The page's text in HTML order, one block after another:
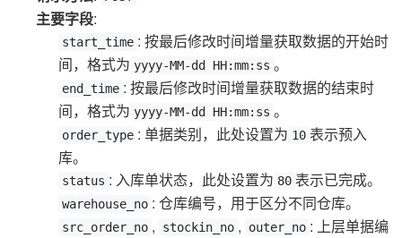
主要字段:
start_time : 按最后修改时间增量获取数据的开始时
间，格式为 yyyy-MM-dd HH:mm:ss 。
end_time : 按最后修改时间增量获取数据的结束时
间，格式为 yyyy-MM-dd HH:mm:ss 。
order_type : 单据类别，此处设置为 10 表示预入
库。
status : 入库单状态，此处设置为 80 表示已完成。
warehouse_no : 仓库编号，用于区分不同仓库。
src_order_no , stockin_no , outer_no : 上层单据编